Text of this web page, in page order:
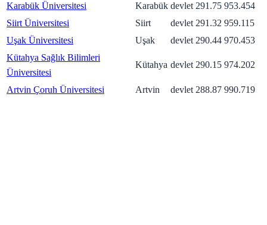
Karabük Üniversitesi
Karabük devlet 291.75 953.454
Siirt Üniversitesi
Siirt devlet 291.32 959.115
Uşak Üniversitesi
Uşak devlet 290.44 970.453
Kütahya Sağlık Bilimleri
Üniversitesi
Kütahya devlet 290.15 974.202
Artvin Çoruh Üniversitesi Artvin devlet 288.87 990.719